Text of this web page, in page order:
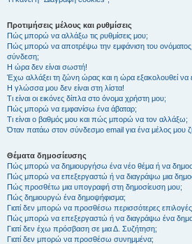
Προτιμήσεις μέλους και ρυθμίσεις
Πώς μπορώ να αλλάξω τις ρυθμίσεις μου;
Πώς μπορώ να αποτρέψω την εμφάνιση του
σύνδεση;
Η ώρα δεν είναι σωστή!
Έχω αλλάξει τη ζώνη ώρας και η ώρα εξακολουθεί να
Η γλώσσα μου δεν είναι στη λίστα!
Τι είναι οι εικόνες δίπλα στο όνομα χρήστη μου;
Πώς μπορώ να εμφανίσω ένα άβαταρ;
Τι είναι ο βαθμός μου και πώς μπορώ να τον αλλάξω;
Όταν πατάω στον σύνδεσμο email για ένα μέλος μου
Θέματα δημοσίευσης
Πώς μπορώ να δημιουργήσω ένα νέο θέμα ή να
Πώς μπορώ να επεξεργαστώ ή να διαγράψω μια
Πώς προσθέτω μια υπογραφή στη δημοσίευση μου;
Πώς δημιουργώ ένα δημοψήφισμα;
Γιατί δεν μπορώ να προσθέσω περισσότερες
Πώς μπορώ να επεξεργαστώ ή να διαγράψω ένα
Γιατί δεν έχω πρόσβαση σε μια Δ. Συζήτηση;
Γιατί δεν μπορώ να προσθέσω συνημμένα;